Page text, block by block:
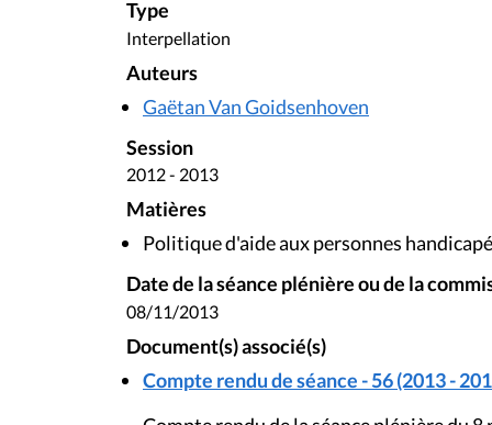
Type
Interpellation
Auteurs
Gaëtan Van Goidsenhoven
Session
2012 - 2013
Matières
Politique d'aide aux personnes
Date de la séance plénière ou de la
08/11/2013
Document(s) associé(s)
Compte rendu de séance - 56 (2013 -